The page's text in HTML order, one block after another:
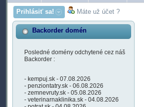
Prihlásiť sa! Máte už účet ?
Backorder domén
Posledné domény odchytené cez náš
Backorder :
- kempuj.sk - 07.08.2026
- penziontatry.sk - 06.08.2026
- zemnevruty.sk - 05.08.2026
- veterinarnaklinika.sk - 04.08.2026